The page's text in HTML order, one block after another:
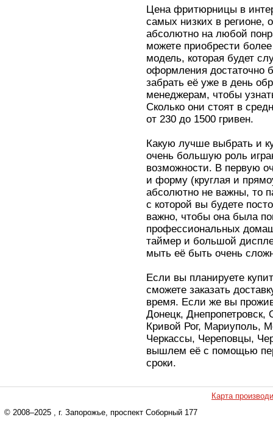
Цена фритюрницы в
самых низких в регионе,
абсолютно на любой
можете приобрести
модель, которая будет
оформления достаточно
забрать её уже в день
менеджерам, чтобы
Сколько они стоят в
от 230 до 1500 гривен.
Какую лучше выбрать и
очень большую роль
возможности. В первую
и форму (круглая и
абсолютно не важны, то
с которой вы будете
важно, чтобы она была
профессиональных
таймер и большой
мыть её быть очень
Если вы планируете
сможете заказать
время. Если же вы
Донецк,
Кривой Рог, Мариуполь,
Черкассы, Череповцы,
вышлем её с помощью
сроки.
Карта
© 2008–2025 , г. Запорожье, проспект Соборный 177